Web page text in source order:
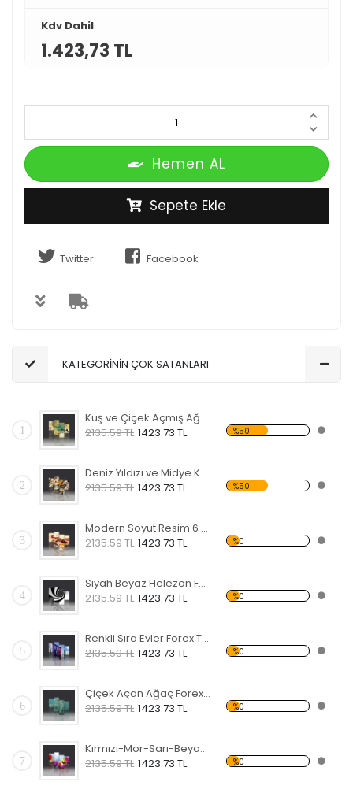
Kdv Dahil
1.423,73 TL
Hemen AL
Sepete Ekle
Twitter Facebook
KATEGORİNİN ÇOK SATANLARI
1
Kuş ve Çiçek Açmış Ağaç Forex Tablo
2135.59 TL 1423.73 TL %50
2
Deniz Yıldızı ve Midye Kabukları Forex Tablo
2135.59 TL 1423.73 TL %50
3
Modern Soyut Resim 6 Forex Tablo
2135.59 TL 1423.73 TL %0
4
Siyah Beyaz Helezon Forex Tablo
2135.59 TL 1423.73 TL %0
5
Renkli Sıra Evler Forex Tablo
2135.59 TL 1423.73 TL %0
6
Çiçek Açan Ağaç Forex Tablo
2135.59 TL 1423.73 TL %0
7
Kırmızı-Mor-Sarı-Beyaz Laleler Forex Tablo
2135.59 TL 1423.73 TL %0